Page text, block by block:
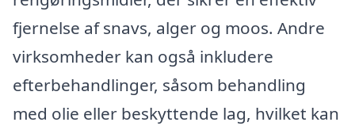
fjernelse af snavs, alger og moos. Andre
virksomheder kan også inkludere
efterbehandlinger, såsom behandling
med olie eller beskyttende lag, hvilket kan